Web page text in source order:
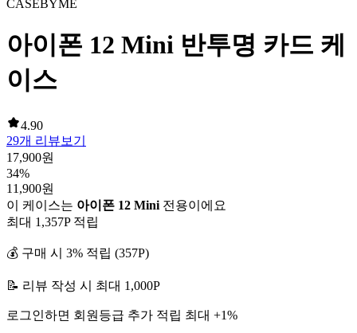
CASEBYME
아이폰 12 Mini 반투명 카드 케
이스
4.90
29개 리뷰보기
17,900원
34%
11,900원
이 케이스는 아이폰 12 Mini 전용이에요
최대 1,357P 적립
💰 구매 시 3% 적립 (357P)
📝 리뷰 작성 시 최대 1,000P
로그인하면 회원등급 추가 적립 최대 +1%